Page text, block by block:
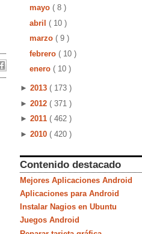
mayo ( 8 )
abril ( 10 )
marzo ( 9 )
febrero ( 10 )
enero ( 10 )
► 2013 ( 173 )
► 2012 ( 371 )
► 2011 ( 462 )
► 2010 ( 420 )
Contenido destacado
Mejores Aplicaciones Android
Aplicaciones para Android
Instalar Nagios en Ubuntu
Juegos Android